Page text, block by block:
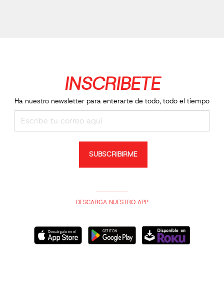
INSCRIBETE
Ha nuestro newsletter para enterarte de todo, todo el tiempo
SUBSCRIBIRME
DESCARGA NUESTRO APP